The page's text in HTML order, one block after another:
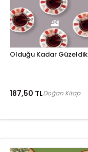
Olduğu Kadar Güzeldik
187,50 TLDoğan Kitap